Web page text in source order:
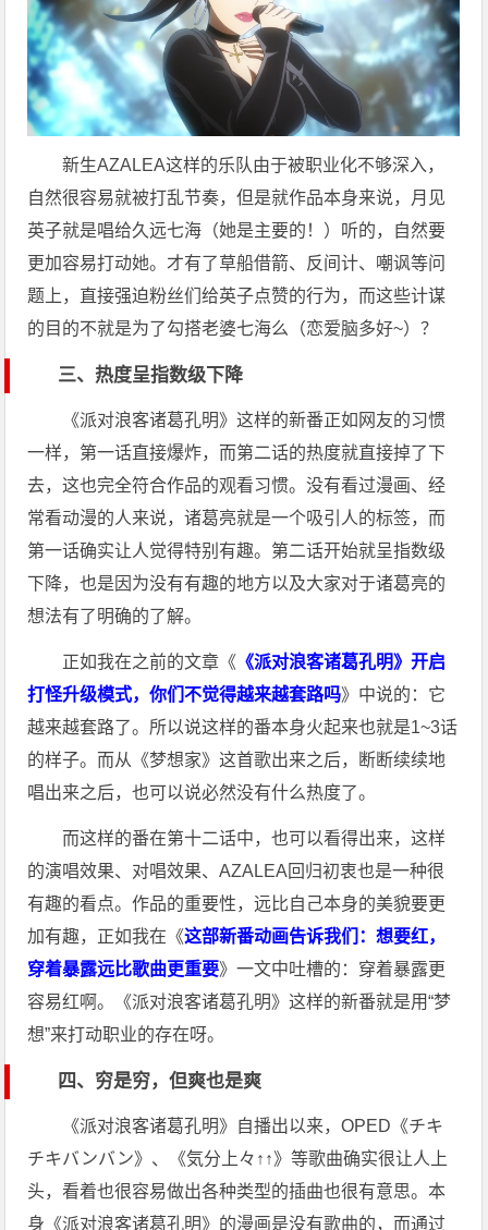
新生AZALEA这样的乐队由于被职业化不够深入，
自然很容易就被打乱节奏，但是就作品本身来说，月见
英子就是唱给久远七海（她是主要的！）听的，自然要
更加容易打动她。才有了草船借箭、反间计、嘲讽等问
题上，直接强迫粉丝们给英子点赞的行为，而这些计谋
的目的不就是为了勾搭老婆七海么（恋爱脑多好~）？
三、热度呈指数级下降
《派对浪客诸葛孔明》这样的新番正如网友的习惯
一样，第一话直接爆炸，而第二话的热度就直接掉了下
去，这也完全符合作品的观看习惯。没有看过漫画、经
常看动漫的人来说，诸葛亮就是一个吸引人的标签，而
第一话确实让人觉得特别有趣。第二话开始就呈指数级
下降，也是因为没有有趣的地方以及大家对于诸葛亮的
想法有了明确的了解。
正如我在之前的文章《 《派对浪客诸葛孔明》开启
打怪升级模式，你们不觉得越来越套路吗》中说的：它
越来越套路了。所以说这样的番本身火起来也就是1~3话
的样子。而从《梦想家》这首歌出来之后，断断续续地
唱出来之后，也可以说必然没有什么热度了。
而这样的番在第十二话中，也可以看得出来，这样
的演唱效果、对唱效果、AZALEA回归初衷也是一种很
有趣的看点。作品的重要性，远比自己本身的美貌要更
加有趣，正如我在《这部新番动画告诉我们：想要红，
穿着暴露远比歌曲更重要》一文中吐槽的：穿着暴露更
容易红啊。《派对浪客诸葛孔明》这样的新番就是用“梦
想”来打动职业的存在呀。
四、穷是穷，但爽也是爽
《派对浪客诸葛孔明》自播出以来，OPED《チキ
チキバンバン》、《気分上々↑↑》等歌曲确实很让人上
头，看着也很容易做出各种类型的插曲也很有意思。本
身《派对浪客诸葛孔明》的漫画是没有歌曲的，而通过